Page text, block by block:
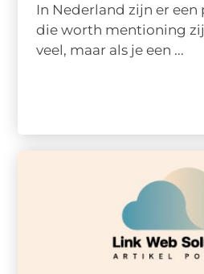
In Nederland zijn er
die worth mentioning
veel, maar als je een ...